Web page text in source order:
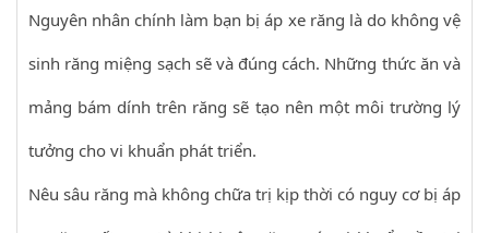
Nguyên nhân chính làm bạn bị áp xe răng là do không vệ
sinh răng miệng sạch sẽ và đúng cách. Những thức ăn và
mảng bám dính trên răng sẽ tạo nên một môi trường lý
tưởng cho vi khuẩn phát triển.
Nêu sâu răng mà không chữa trị kịp thời có nguy cơ bị áp